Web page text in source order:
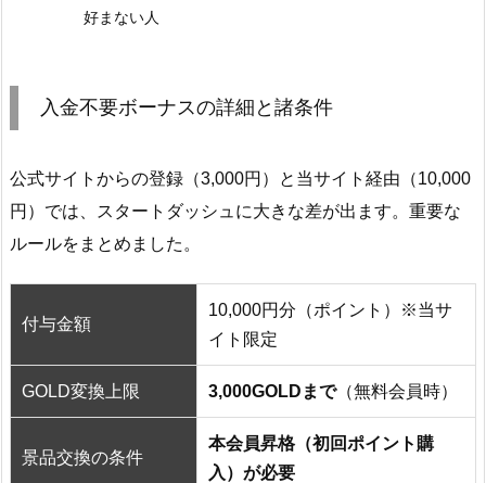
好まない人
入金不要ボーナスの詳細と諸条件
公式サイトからの登録（3,000円）と当サイト経由（10,000
円）では、スタートダッシュに大きな差が出ます。重要な
ルールをまとめました。
付与金額
10,000円分（ポイント）※当サ
イト限定
GOLD変換上限 3,000GOLDまで（無料会員時）
景品交換の条件
本会員昇格（初回ポイント購
入）が必要